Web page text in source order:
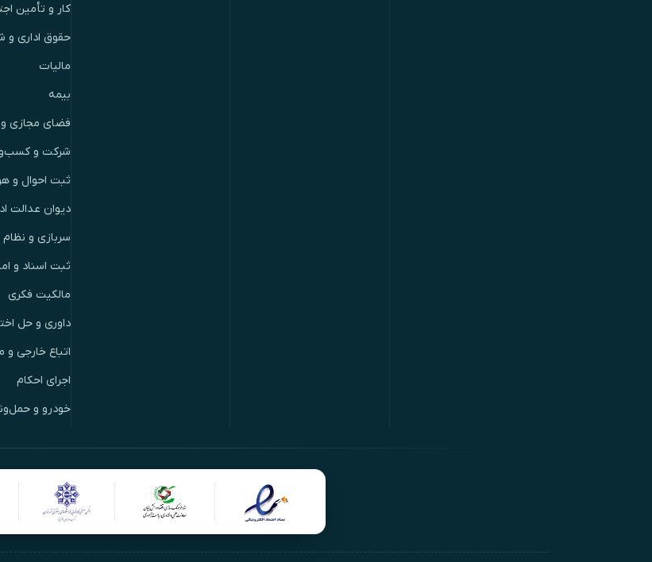
کار و تأمین
حقوق اداری و
مالیات
بیمه
فضای مجازی و
شرکت و
ثبت احوال و
دیوان عدالت
سربازی و
ثبت اسناد و
مالکیت فکری
داوری و حل
اتباع خارجی و
اجرای احکام
خودرو و